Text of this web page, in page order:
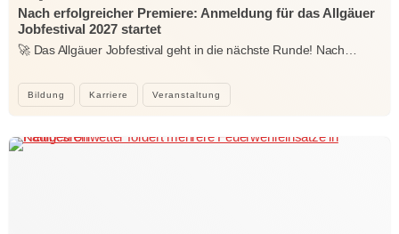
Bildung Karriere Veranstaltung
Nach erfolgreicher Premiere: Anmeldung für das Allgäuer
Jobfestival 2027 startet
🚀 Das Allgäuer Jobfestival geht in die nächste Runde! Nach…